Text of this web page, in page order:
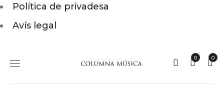
Política de privadesa
Avís legal
0
0